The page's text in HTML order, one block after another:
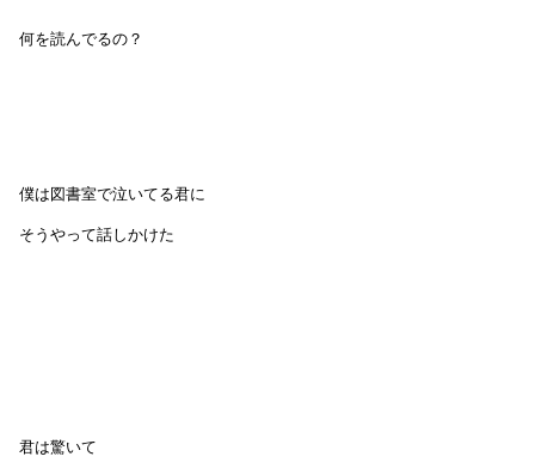
何を読んでるの？
僕は図書室で泣いてる君に
そうやって話しかけた
君は驚いて